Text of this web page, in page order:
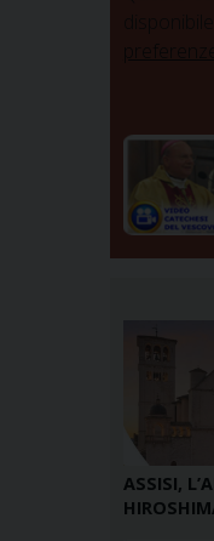
ASSISI,